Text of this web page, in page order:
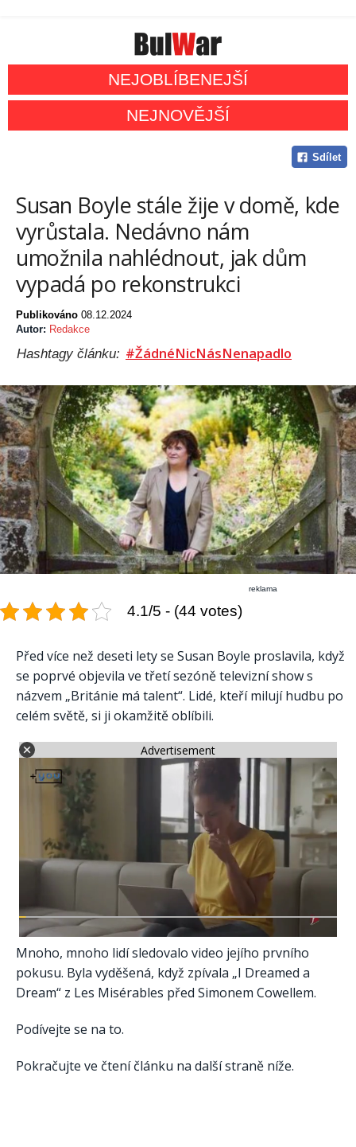
NEJOBLÍBENEJŠÍ
NEJNOVĚJŠÍ
Sdílet
Susan Boyle stále žije v domě, kde
vyrůstala. Nedávno nám
umožnila nahlédnout, jak dům
vypadá po rekonstrukci
Publikováno 08.12.2024
Autor: Redakce
Hashtagy článku: #ŽádnéNicNásNenapadlo
reklama
4.1/5 - (44 votes)
Před více než deseti lety se Susan Boyle proslavila, když
se poprvé objevila ve třetí sezóně televizní show s
názvem „Británie má talent“. Lidé, kteří milují hudbu po
celém světě, si ji okamžitě oblíbili.
Advertisement
Mnoho, mnoho lidí sledovalo video jejího prvního
pokusu. Byla vyděšená, když zpívala „I Dreamed a
Dream“ z Les Misérables před Simonem Cowellem.
Podívejte se na to.
Pokračujte ve čtení článku na další straně níže.